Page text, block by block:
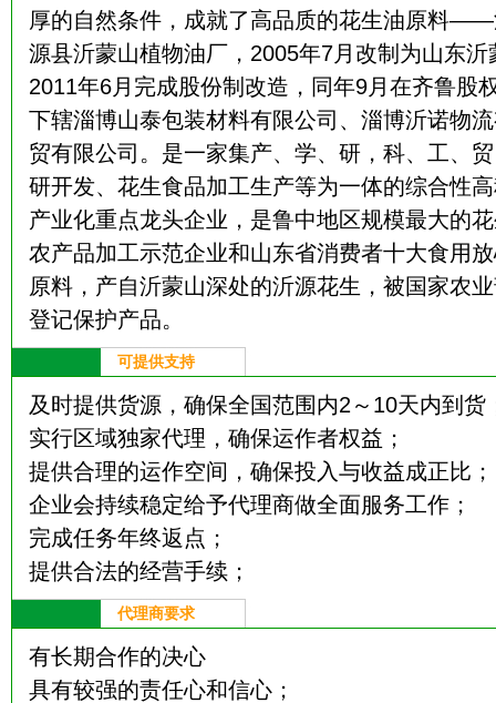
厚的自然条件，成就了高品质的花生油原料
源县沂蒙山植物油厂，2005年7月改制为山东
2011年6月完成股份制改造，同年9月在齐鲁股
下辖淄博山泰包装材料有限公司、淄博沂诺物
贸有限公司。是一家集产、学、研，科、工、
研开发、花生食品加工生产等为一体的综合性
产业化重点龙头企业，是鲁中地区规模最大的
农产品加工示范企业和山东省消费者十大食用
原料，产自沂蒙山深处的沂源花生，被国家农
登记保护产品。
可提供支持
及时提供货源，确保全国范围内2～10天内到货
实行区域独家代理，确保运作者权益；
提供合理的运作空间，确保投入与收益成正比；
企业会持续稳定给予代理商做全面服务工作；
完成任务年终返点；
提供合法的经营手续；
代理商要求
有长期合作的决心
具有较强的责任心和信心；